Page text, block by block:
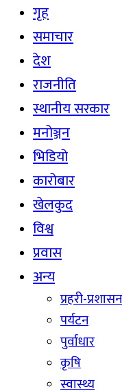
गृह
समाचार
देश
राजनीति
स्थानीय सरकार
मनोञ्जन
भिडियो
कारोबार
खेलकुद
विश्व
प्रवास
अन्य
प्रहरी-प्रशासन
पर्यटन
पुर्वाधार
कृषि
स्वास्थ्य